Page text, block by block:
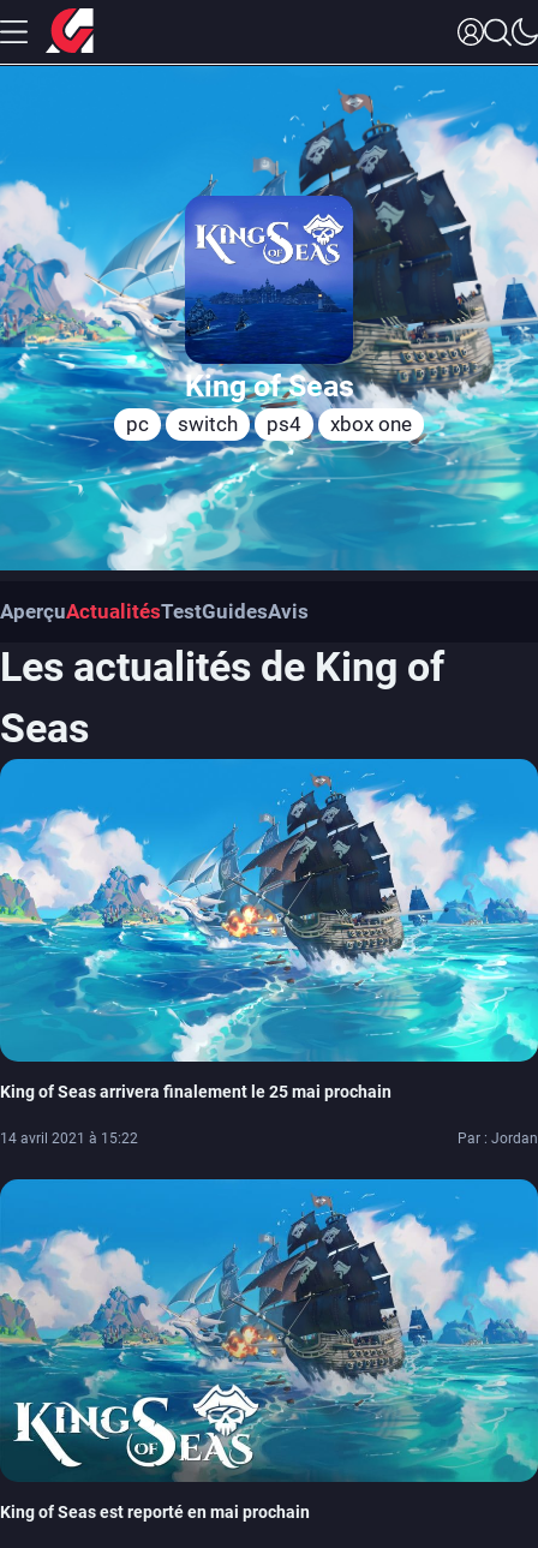
King of Seas
pc switch ps4 xbox one
AperçuActualitésTestGuidesAvis
Les actualités de King of
Seas
King of Seas arrivera finalement le 25 mai prochain
14 avril 2021 à 15:22 Par : Jordan
King of Seas est reporté en mai prochain